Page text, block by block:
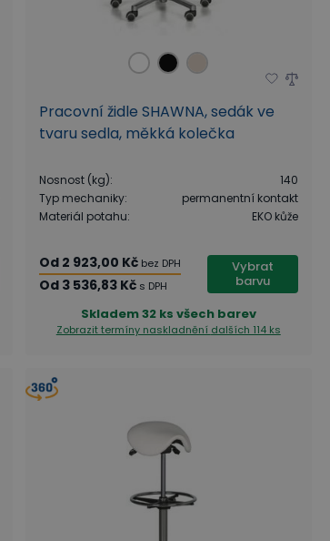
Pracovní židle SHAWNA, sedák ve
tvaru sedla, měkká kolečka
Nosnost (kg):
140
Typ mechaniky:
permanentní kontakt
Materiál potahu: EKO kůže
Od 2 923,00 Kč bez DPH
Od 3 536,83 Kč s DPH
Vybrat
barvu
Skladem32 ks všech barev
Zobrazit termíny naskladnění dalších 114 ks